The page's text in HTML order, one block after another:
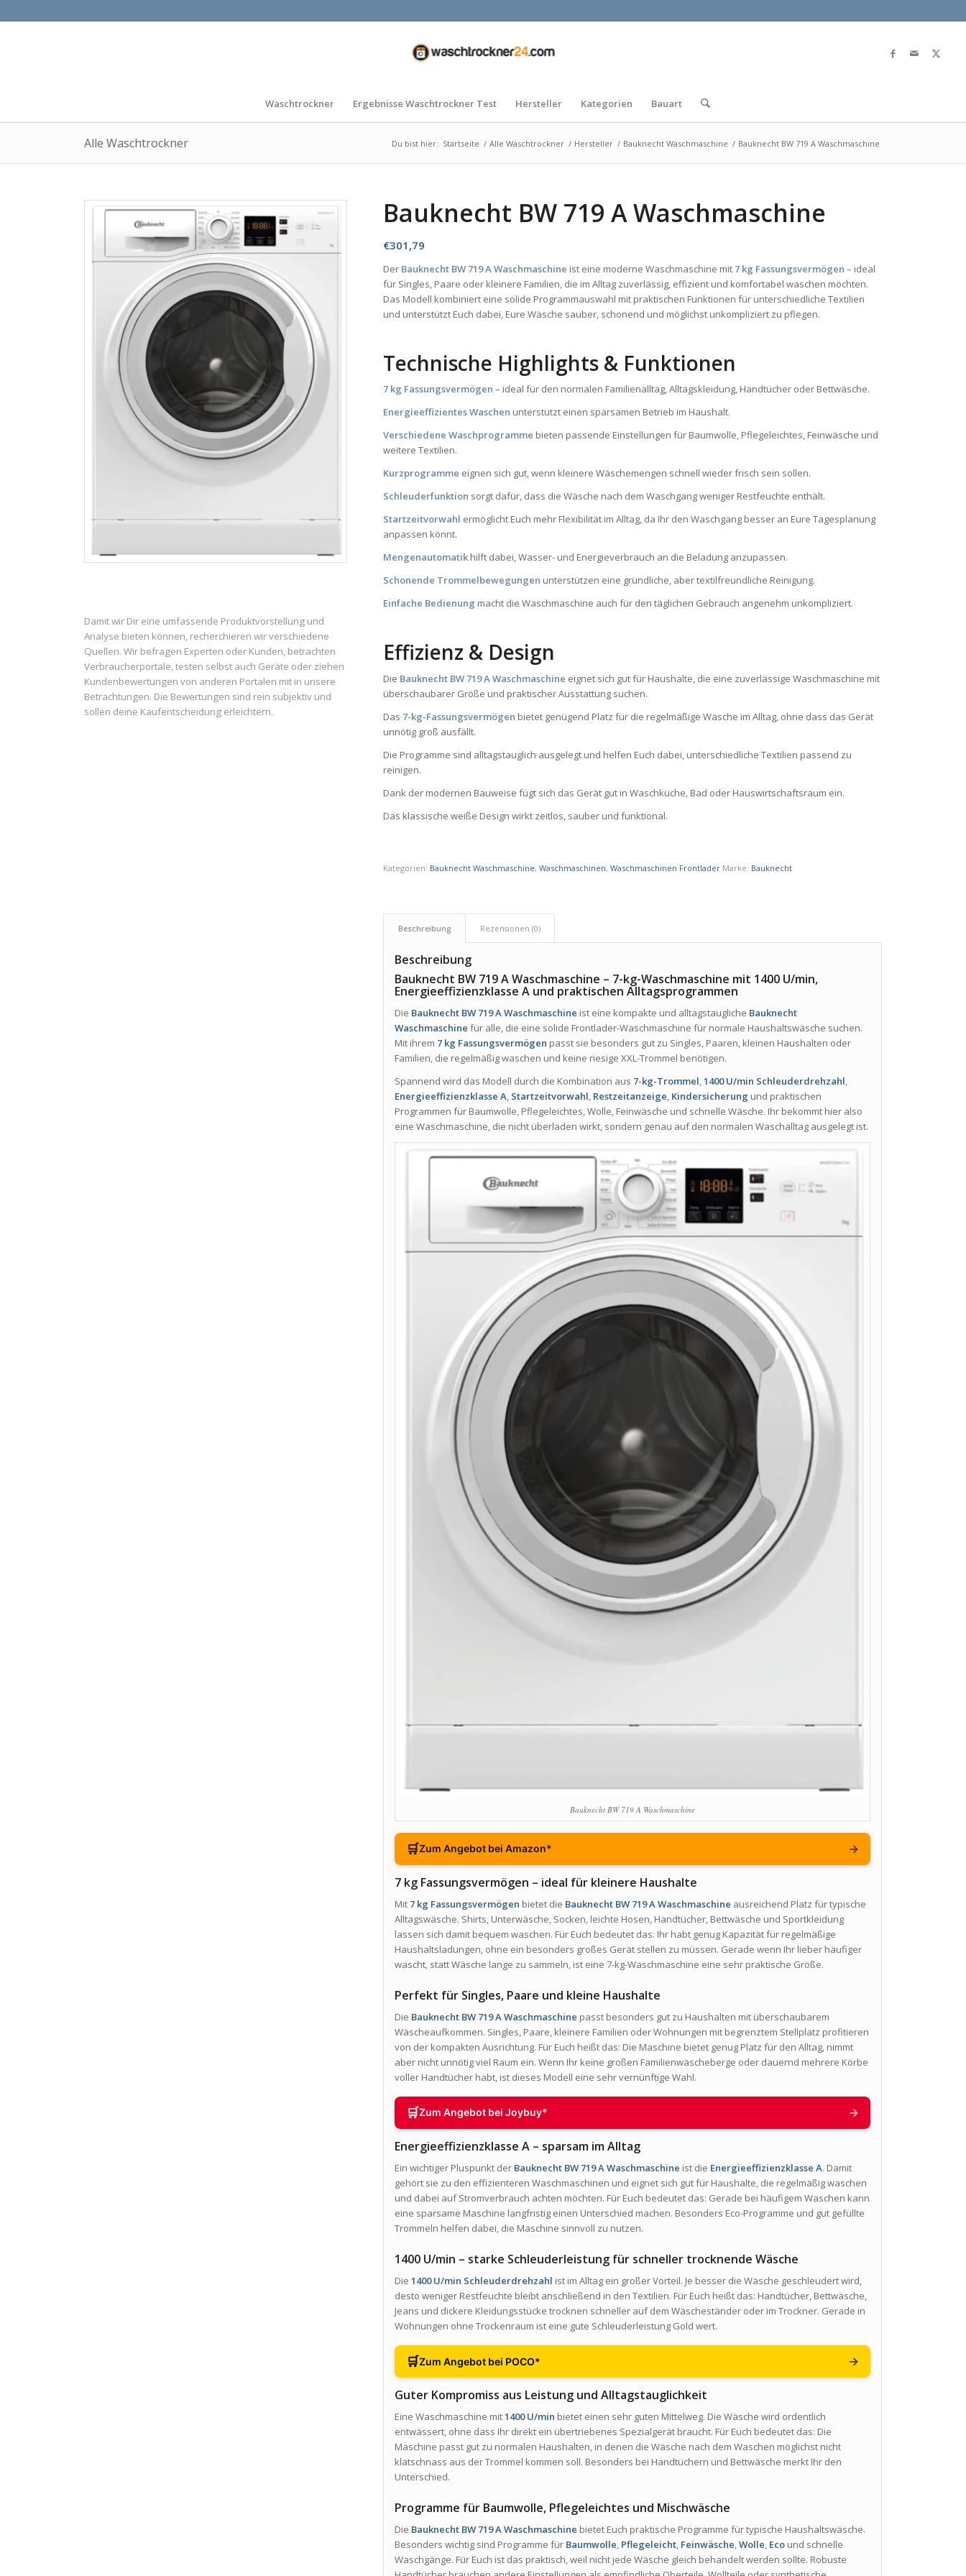
Waschtrockner Ergebnisse Waschtrockner Test Hersteller Kategorien Bauart
Alle Waschtrockner Du bist hier: Startseite / Alle Waschtrockner / Hersteller / Bauknecht Waschmaschine / Bauknecht BW 719 A Waschmaschine
Damit wir Dir eine umfassende Produktvorstellung und
Analyse bieten können, recherchieren wir verschiedene
Quellen. Wir befragen Experten oder Kunden, betrachten
Verbraucherportale, testen selbst auch Geräte oder ziehen
Kundenbewertungen von anderen Portalen mit in unsere
Betrachtungen. Die Bewertungen sind rein subjektiv und
sollen deine Kaufentscheidung erleichtern.
Bauknecht BW 719 A Waschmaschine
€301,79
Der Bauknecht BW 719 A Waschmaschine ist eine moderne Waschmaschine mit 7 kg Fassungsvermögen – ideal
für Singles, Paare oder kleinere Familien, die im Alltag zuverlässig, effizient und komfortabel waschen möchten.
Das Modell kombiniert eine solide Programmauswahl mit praktischen Funktionen für unterschiedliche Textilien
und unterstützt Euch dabei, Eure Wäsche sauber, schonend und möglichst unkompliziert zu pflegen.
Technische Highlights & Funktionen
7 kg Fassungsvermögen – ideal für den normalen Familienalltag, Alltagskleidung, Handtücher oder Bettwäsche.
Energieeffizientes Waschen unterstützt einen sparsamen Betrieb im Haushalt.
Verschiedene Waschprogramme bieten passende Einstellungen für Baumwolle, Pflegeleichtes, Feinwäsche und
weitere Textilien.
Kurzprogramme eignen sich gut, wenn kleinere Wäschemengen schnell wieder frisch sein sollen.
Schleuderfunktion sorgt dafür, dass die Wäsche nach dem Waschgang weniger Restfeuchte enthält.
Startzeitvorwahl ermöglicht Euch mehr Flexibilität im Alltag, da Ihr den Waschgang besser an Eure Tagesplanung
anpassen könnt.
Mengenautomatik hilft dabei, Wasser- und Energieverbrauch an die Beladung anzupassen.
Schonende Trommelbewegungen unterstützen eine gründliche, aber textilfreundliche Reinigung.
Einfache Bedienung macht die Waschmaschine auch für den täglichen Gebrauch angenehm unkompliziert.
Effizienz & Design
Die Bauknecht BW 719 A Waschmaschine eignet sich gut für Haushalte, die eine zuverlässige Waschmaschine mit
überschaubarer Größe und praktischer Ausstattung suchen.
Das 7-kg-Fassungsvermögen bietet genügend Platz für die regelmäßige Wäsche im Alltag, ohne dass das Gerät
unnötig groß ausfällt.
Die Programme sind alltagstauglich ausgelegt und helfen Euch dabei, unterschiedliche Textilien passend zu
reinigen.
Dank der modernen Bauweise fügt sich das Gerät gut in Waschküche, Bad oder Hauswirtschaftsraum ein.
Das klassische weiße Design wirkt zeitlos, sauber und funktional.
Kategorien: Bauknecht Waschmaschine,Waschmaschinen,Waschmaschinen Frontlader Marke: Bauknecht
Beschreibung Rezensionen (0)
Beschreibung
Bauknecht BW 719 A Waschmaschine – 7-kg-Waschmaschine mit 1400 U/min,
Energieeffizienzklasse A und praktischen Alltagsprogrammen
Die Bauknecht BW 719 A Waschmaschine ist eine kompakte und alltagstaugliche Bauknecht
Waschmaschine für alle, die eine solide Frontlader-Waschmaschine für normale Haushaltswäsche suchen.
Mit ihrem 7 kg Fassungsvermögen passt sie besonders gut zu Singles, Paaren, kleinen Haushalten oder
Familien, die regelmäßig waschen und keine riesige XXL-Trommel benötigen.
Spannend wird das Modell durch die Kombination aus 7-kg-Trommel,1400 U/min Schleuderdrehzahl,
Energieeffizienzklasse A, Startzeitvorwahl, Restzeitanzeige, Kindersicherung und praktischen
Programmen für Baumwolle, Pflegeleichtes, Wolle, Feinwäsche und schnelle Wäsche. Ihr bekommt hier also
eine Waschmaschine, die nicht überladen wirkt, sondern genau auf den normalen Waschalltag ausgelegt ist.
Bauknecht BW 719 A Waschmaschine
🛒Zum Angebot bei Amazon* →
7 kg Fassungsvermögen – ideal für kleinere Haushalte
Mit 7 kg Fassungsvermögen bietet die Bauknecht BW 719 A Waschmaschine ausreichend Platz für typische
Alltagswäsche. Shirts, Unterwäsche, Socken, leichte Hosen, Handtücher, Bettwäsche und Sportkleidung
lassen sich damit bequem waschen. Für Euch bedeutet das: Ihr habt genug Kapazität für regelmäßige
Haushaltsladungen, ohne ein besonders großes Gerät stellen zu müssen. Gerade wenn Ihr lieber häufiger
wascht, statt Wäsche lange zu sammeln, ist eine 7-kg-Waschmaschine eine sehr praktische Größe.
Perfekt für Singles, Paare und kleine Haushalte
Die Bauknecht BW 719 A Waschmaschine passt besonders gut zu Haushalten mit überschaubarem
Wäscheaufkommen. Singles, Paare, kleinere Familien oder Wohnungen mit begrenztem Stellplatz profitieren
von der kompakten Ausrichtung. Für Euch heißt das: Die Maschine bietet genug Platz für den Alltag, nimmt
aber nicht unnötig viel Raum ein. Wenn Ihr keine großen Familienwäscheberge oder dauernd mehrere Körbe
voller Handtücher habt, ist dieses Modell eine sehr vernünftige Wahl.
🛒Zum Angebot bei Joybuy* →
Energieeffizienzklasse A – sparsam im Alltag
Ein wichtiger Pluspunkt der Bauknecht BW 719 A Waschmaschine ist die Energieeffizienzklasse A. Damit
gehört sie zu den effizienteren Waschmaschinen und eignet sich gut für Haushalte, die regelmäßig waschen
und dabei auf Stromverbrauch achten möchten. Für Euch bedeutet das: Gerade bei häufigem Waschen kann
eine sparsame Maschine langfristig einen Unterschied machen. Besonders Eco-Programme und gut gefüllte
Trommeln helfen dabei, die Maschine sinnvoll zu nutzen.
1400 U/min – starke Schleuderleistung für schneller trocknende Wäsche
Die1400 U/min Schleuderdrehzahl ist im Alltag ein großer Vorteil. Je besser die Wäsche geschleudert wird,
desto weniger Restfeuchte bleibt anschließend in den Textilien. Für Euch heißt das: Handtücher, Bettwäsche,
Jeans und dickere Kleidungsstücke trocknen schneller auf dem Wäscheständer oder im Trockner. Gerade in
Wohnungen ohne Trockenraum ist eine gute Schleuderleistung Gold wert.
🛒Zum Angebot bei POCO* →
Guter Kompromiss aus Leistung und Alltagstauglichkeit
Eine Waschmaschine mit1400 U/min bietet einen sehr guten Mittelweg. Die Wäsche wird ordentlich
entwässert, ohne dass Ihr direkt ein übertriebenes Spezialgerät braucht. Für Euch bedeutet das: Die
Maschine passt gut zu normalen Haushalten, in denen die Wäsche nach dem Waschen möglichst nicht
klatschnass aus der Trommel kommen soll. Besonders bei Handtüchern und Bettwäsche merkt Ihr den
Unterschied.
Programme für Baumwolle, Pflegeleichtes und Mischwäsche
Die Bauknecht BW 719 A Waschmaschine bietet Euch praktische Programme für typische Haushaltswäsche.
Besonders wichtig sind Programme für Baumwolle, Pflegeleicht, Feinwäsche,Wolle, Eco und schnelle
Waschgänge. Für Euch ist das praktisch, weil nicht jede Wäsche gleich behandelt werden sollte. Robuste